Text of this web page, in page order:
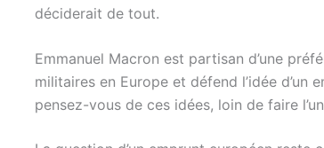
déciderait de tout.
Emmanuel Macron est partisan d’une
militaires en Europe et défend l’idée d’un
pensez-vous de ces idées, loin de faire